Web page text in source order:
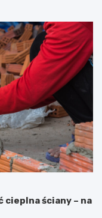
cieplna ściany – na